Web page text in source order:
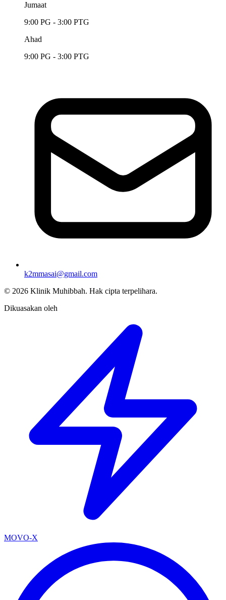
Jumaat
9:00 PG - 3:00 PTG
Ahad
9:00 PG - 3:00 PTG
k2mmasai@gmail.com
© 2026 Klinik Muhibbah. Hak cipta terpelihara.
Dikuasakan oleh
MOVO-X